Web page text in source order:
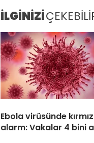
İLGİNİZİ
Ebola virüsünde
alarm: Vakalar 4 bini